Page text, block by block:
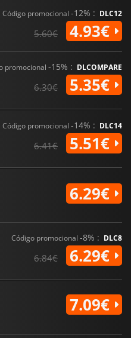
Código promocional -12% : DLC12
5.60€ 4.93€
promocional -15% : DLCOMPARE
6.30€ 5.35€
Código promocional -14% : DLC14
6.41€ 5.51€
6.29€
Código promocional -8% : DLC8
6.84€ 6.29€
7.09€